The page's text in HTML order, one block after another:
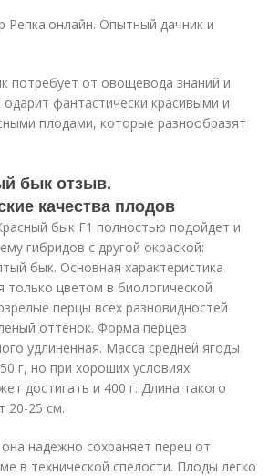
Репка.онлайн. Опытный дачник и
потребует от овощевода знаний и
фантастически красивыми и
плодами, которые разнообразят
бык отзыв.
качества плодов
бык F1 полностью подойдет и
гибридов с другой окраской:
бык. Основная характеристика
только цветом в биологической
перцы всех разновидностей
оттенок. Форма перцев
удлиненная. Масса средней ягоды
г, но при хороших условиях
достигать и 400 г. Длина такого
20-25 см.
надежно сохраняет перец от
в технической спелости. Плоды легко